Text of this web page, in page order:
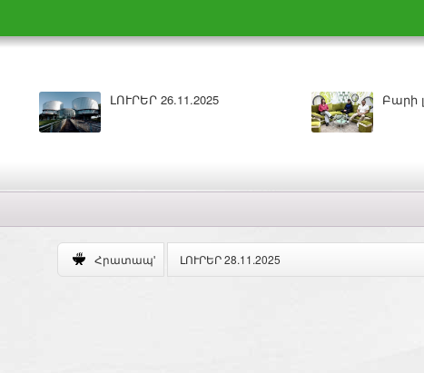
Բարի լույս 26.11.2025 ԼՈՒՐԵՐ
Հրատապ' ԼՈՒՐԵՐ 28.11.2025